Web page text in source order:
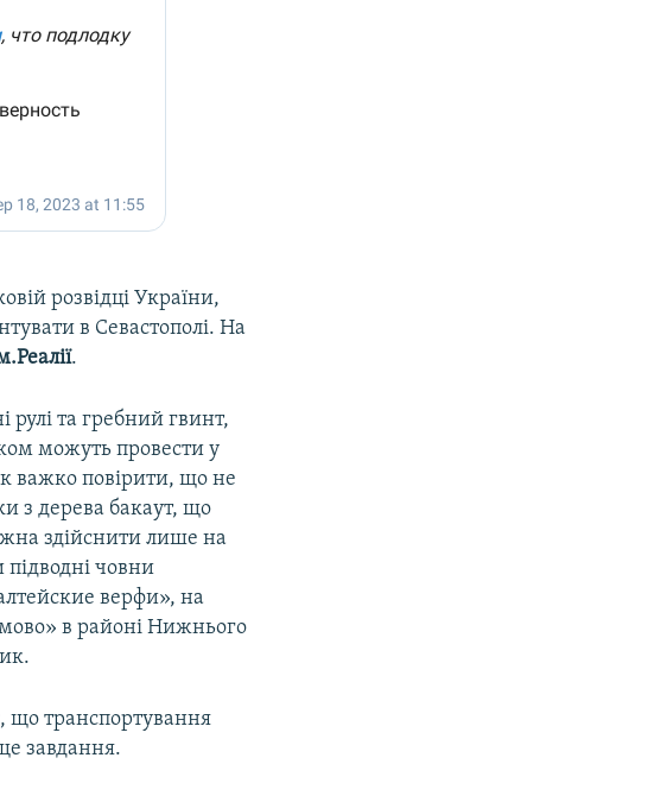
розвідці України,
в Севастополі. На
.
та гребний гвинт,
можуть провести у
важко повірити, що не
з дерева бакаут, що
здійснити лише на
підводні човни
верфи», на
в районі Нижнього
що транспортування
завдання.